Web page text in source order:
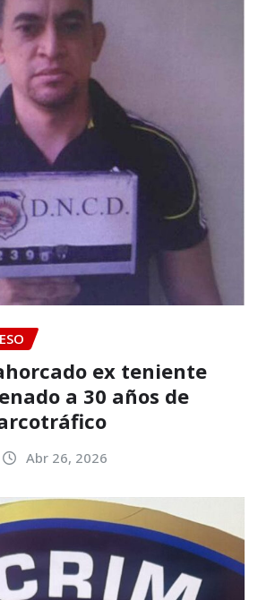
ex teniente
a 30 años de
Abr 26, 2026